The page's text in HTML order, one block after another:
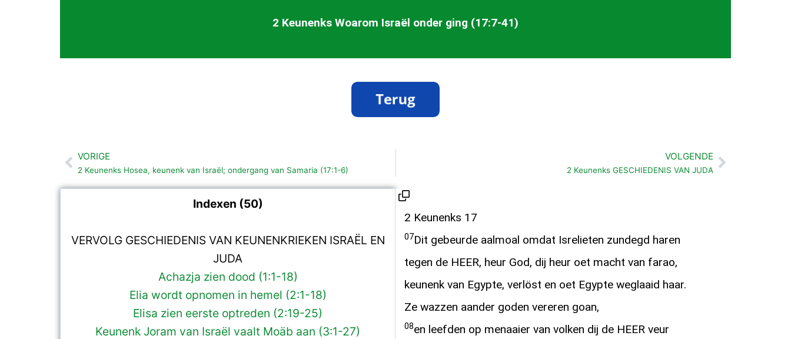
2 Keunenks Woarom Israël onder ging (17:7-41)
Vorige
VORIGE
2 Keunenks Hosea, keunenk van Israël; ondergang van Samaria (17:1-6)
VOLGENDE
2 Keunenks GESCHIEDENIS VAN JUDAVolgende
Indexen (50)
VERVOLG GESCHIEDENIS VAN KEUNENKRIEKEN ISRAËL EN
JUDA
Achazja zien dood (1:1-18)
Elia wordt opnomen in hemel (2:1-18)
Elisa zien eerste optreden (2:19-25)
Keunenk Joram van Israël vaalt Moäb aan (3:1-27)
2 Keunenks 17
07Dit gebeurde aalmoal omdat Isrelieten zundegd haren
tegen de HEER, heur God, dij heur oet macht van farao,
keunenk van Egypte, verlöst en oet Egypte weglaaid haar.
Ze wazzen aander goden vereren goan,
08en leefden op menaaier van volken dij de HEER veur